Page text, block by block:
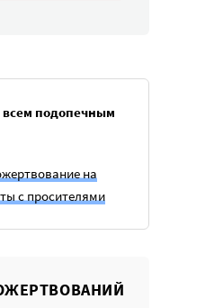
всем подопечным
на
с просителями